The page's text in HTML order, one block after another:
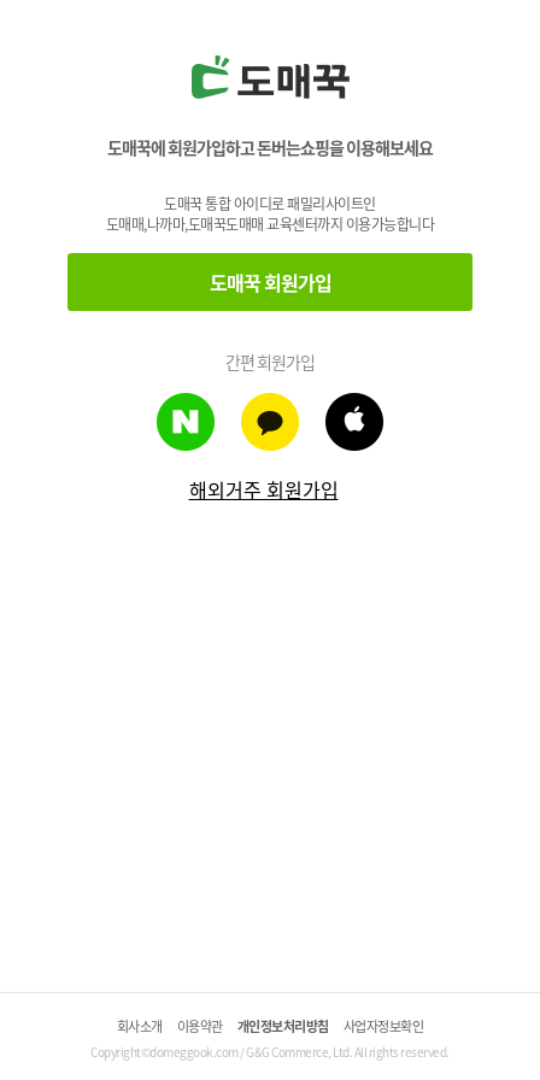
도매꾹에 회원가입하고 돈버는쇼핑을 이용해보세요
도매꾹 통합 아이디로 패밀리사이트인
도매매,나까마,도매꾹도매매 교육센터까지 이용가능합니다
도매꾹 회원가입
간편 회원가입
해외거주 회원가입
회사소개 이용약관 개인정보처리방침 사업자정보확인
Copyright©domeggook.com / G&G Commerce, Ltd. All rights reserved.